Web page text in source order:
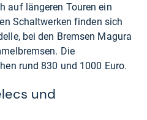
auf längeren Touren ein
Schaltwerken finden sich
bei den Bremsen Magura
Die
rund 830 und 1000 Euro.
und